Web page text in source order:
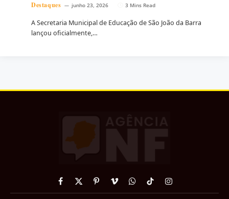
Destaques junho 23, 2026 3 Mins Read
A Secretaria Municipal de Educação de São João da Barra
lançou oficialmente,…
Facebook
X
PinterestVimeoWhatsApp
TikTokInstagram